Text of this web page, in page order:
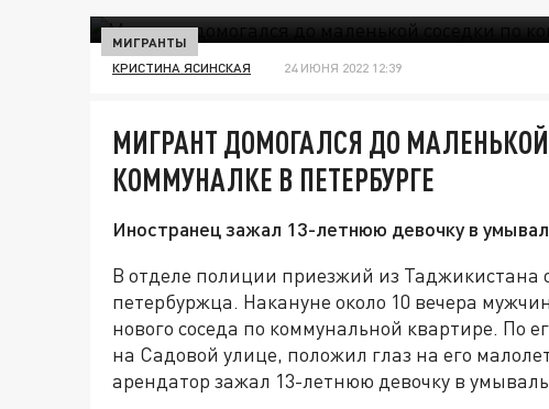
МИГРАНТЫ
КРИСТИНА ЯСИНСКАЯ 24 ИЮНЯ 2022 12:39
МИГРАНТ ДОМОГАЛСЯ ДО
КОММУНАЛКЕ В ПЕТЕРБУРГЕ
Иностранец зажал 13-летнюю девочку в
В отделе полиции приезжий из Таджикистана
петербуржца. Накануне около 10 вечера
нового соседа по коммунальной квартире. По
на Садовой улице, положил глаз на его
арендатор зажал 13-летнюю девочку в